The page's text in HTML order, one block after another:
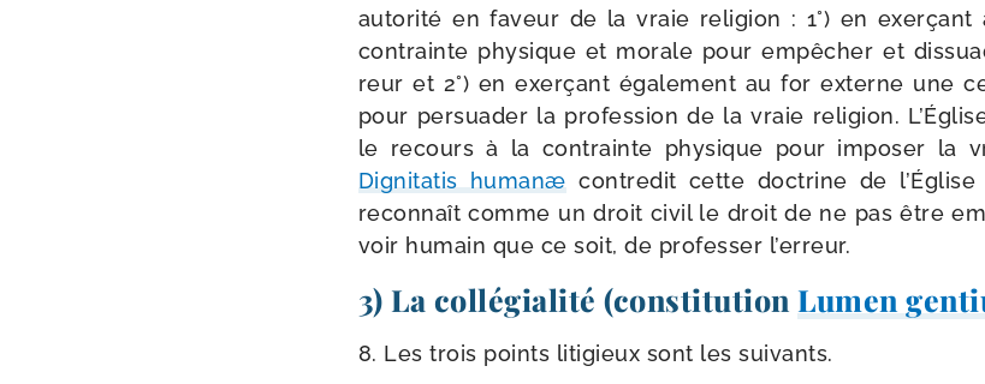
auto­ri­té en faveur de la vraie reli­gion : 1°) en
contrainte phy­sique et morale pour empê­cher et
reur et 2°) en exer­çant éga­le­ment au for externe une
pour per­sua­der la pro­fes­sion de la vraie reli­gion.
le recours à la contrainte phy­sique pour impo­ser la
Dignitatis humanæ contre­dit cette doc­trine de
recon­naît comme un droit civil le droit de ne pas être
voir humain que ce soit, de pro­fes­ser l’erreur.
3) La collégialité (constitutionLumen
8. Les trois points liti­gieux sont les suivants.